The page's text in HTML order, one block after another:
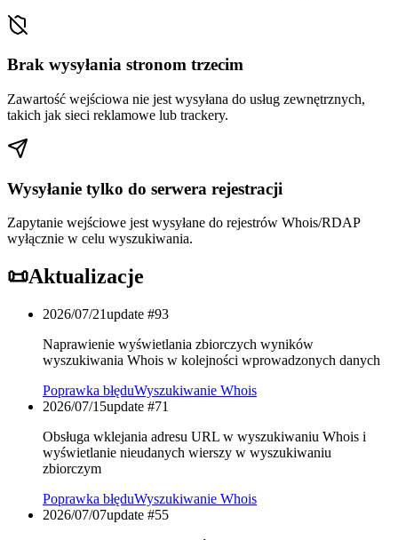
Brak wysyłania stronom trzecim
Zawartość wejściowa nie jest wysyłana do usług zewnętrznych,
takich jak sieci reklamowe lub trackery.
Wysyłanie tylko do serwera rejestracji
Zapytanie wejściowe jest wysyłane do rejestrów Whois/RDAP
wyłącznie w celu wyszukiwania.
📜Aktualizacje
2026/07/21update #93
Naprawienie wyświetlania zbiorczych wyników
wyszukiwania Whois w kolejności wprowadzonych danych
Poprawka błęduWyszukiwanie Whois
2026/07/15update #71
Obsługa wklejania adresu URL w wyszukiwaniu Whois i
wyświetlanie nieudanych wierszy w wyszukiwaniu
zbiorczym
Poprawka błęduWyszukiwanie Whois
2026/07/07update #55